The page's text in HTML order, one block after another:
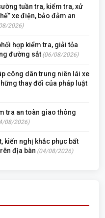
tuần tra, kiểm tra, xử
xe điện, bảo đảm an
2026)
hợp kiểm tra, giải tỏa
đường sắt (06/08/2026)
công dân trung niên lái xe
thay đổi của pháp luật
tra an toàn giao thông
08/2026)
kiến nghị khắc phục bất
địa bàn (04/08/2026)